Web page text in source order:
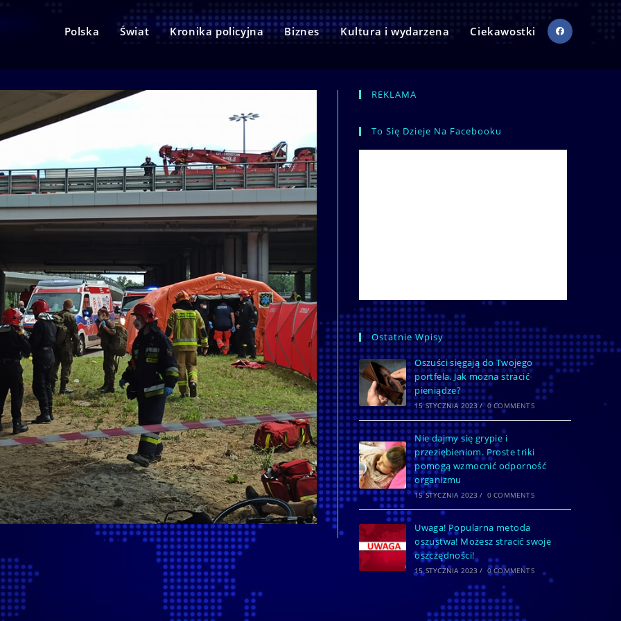
Polska Świat Kronika policyjna Biznes Kultura i wydarzena Ciekawostki
REKLAMA
To Się Dzieje Na Facebooku
Ostatnie Wpisy
Oszuści sięgają do Twojego
portfela. Jak można stracić
pieniądze?
15 STYCZNIA 2023 / 0 COMMENTS
Nie dajmy się grypie i
przeziębieniom. Proste triki
pomogą wzmocnić odporność
organizmu
15 STYCZNIA 2023 / 0 COMMENTS
Uwaga! Popularna metoda
oszustwa! Możesz stracić swoje
oszczędności!
15 STYCZNIA 2023 / 0 COMMENTS